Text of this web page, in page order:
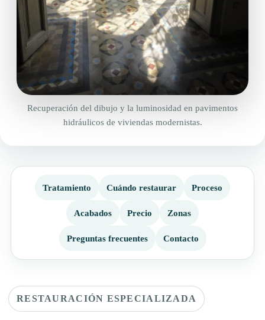
Recuperación del dibujo y la luminosidad en pavimentos
hidráulicos de viviendas modernistas.
Tratamiento Cuándo restaurar Proceso
Acabados Precio Zonas
Preguntas frecuentes Contacto
RESTAURACIÓN ESPECIALIZADA